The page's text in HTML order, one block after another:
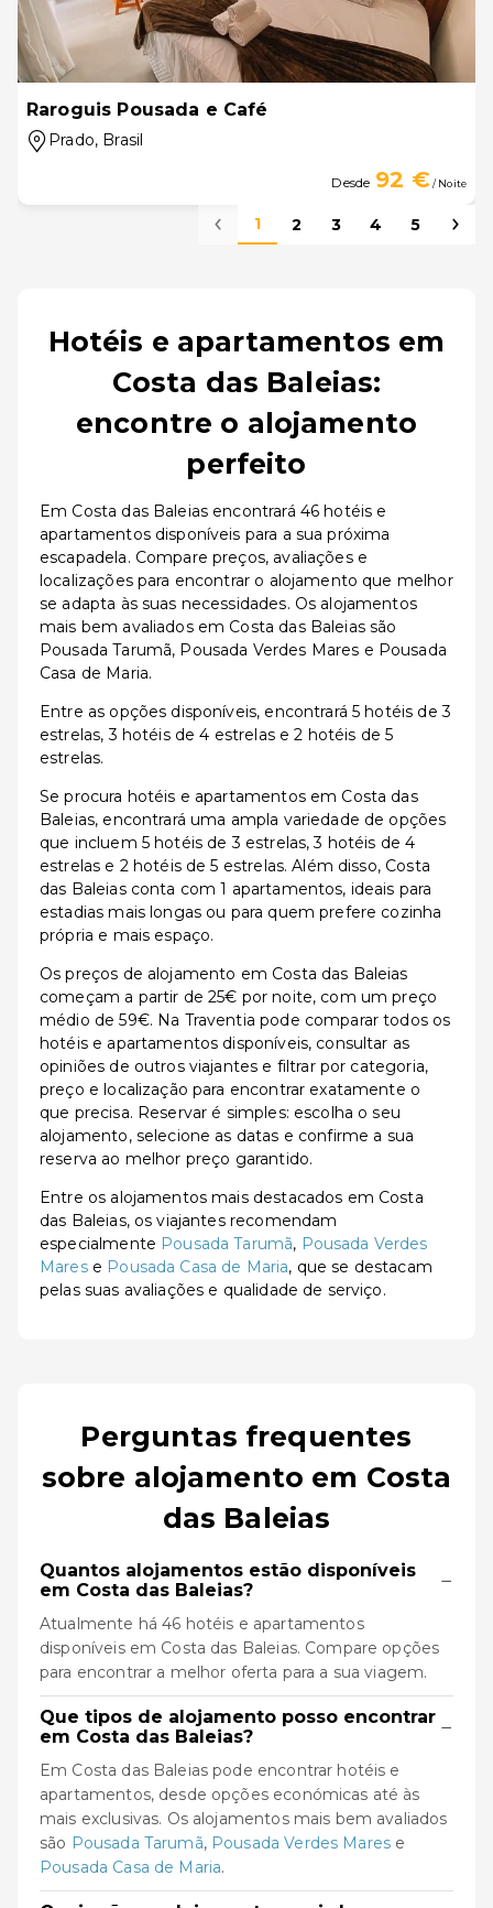
Raroguis Pousada e Café
Prado, Brasil
Desde 92 €/ Noite
1 2 3 4 5
Hotéis e apartamentos em
Costa das Baleias:
encontre o alojamento
perfeito
Em Costa das Baleias encontrará 46 hotéis e
apartamentos disponíveis para a sua próxima
escapadela. Compare preços, avaliações e
localizações para encontrar o alojamento que melhor
se adapta às suas necessidades. Os alojamentos
mais bem avaliados em Costa das Baleias são
Pousada Tarumã, Pousada Verdes Mares e Pousada
Casa de Maria.
Entre as opções disponíveis, encontrará 5 hotéis de 3
estrelas, 3 hotéis de 4 estrelas e 2 hotéis de 5
estrelas.
Se procura hotéis e apartamentos em Costa das
Baleias, encontrará uma ampla variedade de opções
que incluem 5 hotéis de 3 estrelas, 3 hotéis de 4
estrelas e 2 hotéis de 5 estrelas. Além disso, Costa
das Baleias conta com 1 apartamentos, ideais para
estadias mais longas ou para quem prefere cozinha
própria e mais espaço.
Os preços de alojamento em Costa das Baleias
começam a partir de 25€ por noite, com um preço
médio de 59€. Na Traventia pode comparar todos os
hotéis e apartamentos disponíveis, consultar as
opiniões de outros viajantes e filtrar por categoria,
preço e localização para encontrar exatamente o
que precisa. Reservar é simples: escolha o seu
alojamento, selecione as datas e confirme a sua
reserva ao melhor preço garantido.
Entre os alojamentos mais destacados em Costa
das Baleias, os viajantes recomendam
especialmente Pousada Tarumã, Pousada Verdes
Marese Pousada Casa de Maria, que se destacam
pelas suas avaliações e qualidade de serviço.
Perguntas frequentes
sobre alojamento em Costa
das Baleias
Quantos alojamentos estão disponíveis
em Costa das Baleias?
−
Atualmente há 46 hotéis e apartamentos
disponíveis em Costa das Baleias. Compare opções
para encontrar a melhor oferta para a sua viagem.
Que tipos de alojamento posso encontrar
em Costa das Baleias?
−
Em Costa das Baleias pode encontrar hotéis e
apartamentos, desde opções económicas até às
mais exclusivas. Os alojamentos mais bem avaliados
são Pousada Tarumã, Pousada Verdes Mares e
Pousada Casa de Maria.